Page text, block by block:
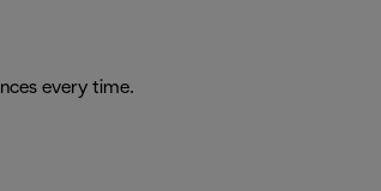
every time.